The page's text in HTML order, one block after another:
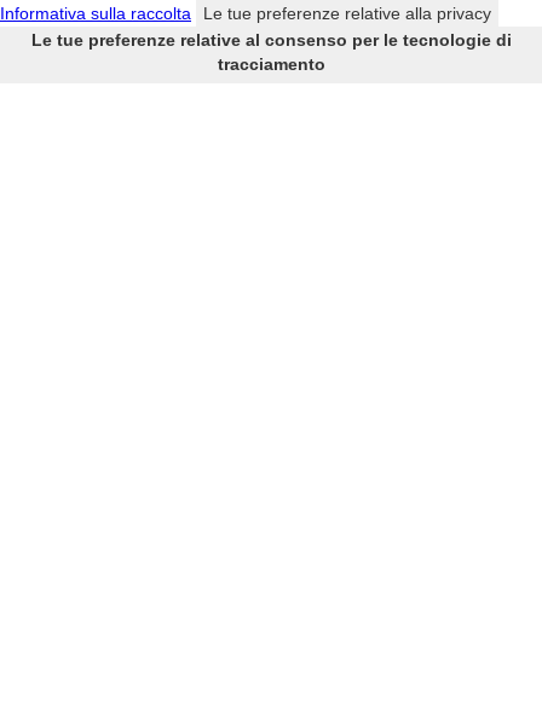
Informativa sulla raccolta
Le tue preferenze relative alla privacy
Le tue preferenze relative al consenso per le tecnologie di
tracciamento